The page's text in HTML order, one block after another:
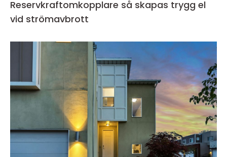
Reservkraftomkopplare så skapas trygg el
vid strömavbrott